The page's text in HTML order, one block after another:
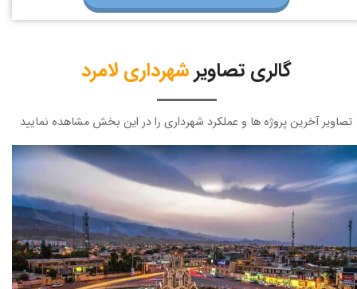
گالری تصاویرشهرداری لامرد
تصاویر آخرین پروژه ها و عملکرد شهرداری را در این بخش مشاهده نمایید